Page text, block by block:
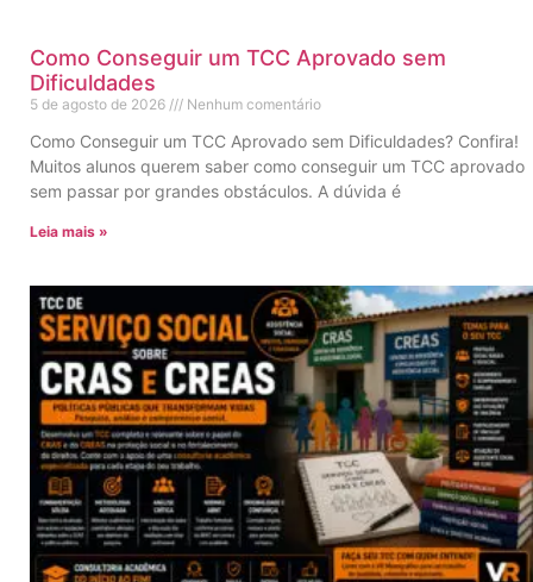
Como Conseguir um TCC Aprovado sem
Dificuldades
5 de agosto de 2026 Nenhum comentário
Como Conseguir um TCC Aprovado sem Dificuldades? Confira!
Muitos alunos querem saber como conseguir um TCC aprovado
sem passar por grandes obstáculos. A dúvida é
Leia mais »